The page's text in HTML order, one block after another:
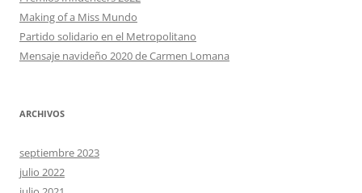
Making of a Miss Mundo
Partido solidario en el Metropolitano
Mensaje navideño 2020 de Carmen Lomana
ARCHIVOS
septiembre 2023
julio 2022